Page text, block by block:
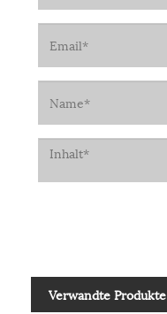
Verwandte Produkte